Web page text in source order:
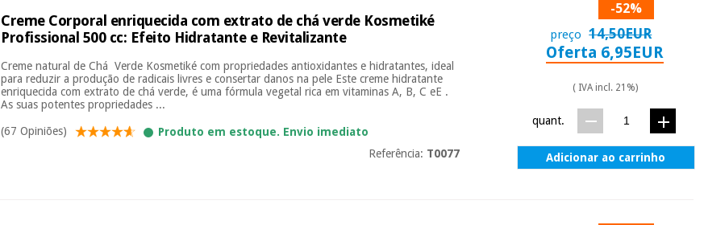
Creme Corporal enriquecida com extrato de chá verde Kosmetiké
Profissional 500 cc: Efeito Hidratante e Revitalizante
Creme natural de Chá Verde Kosmetiké com propriedades antioxidantes e hidratantes, ideal
para reduzir a produção de radicais livres e consertar danos na pele Este creme hidratante
enriquecida com extrato de chá verde, é uma fórmula vegetal rica em vitaminas A, B, C eE .
As suas potentes propriedades ...
(67 Opiniões)
Produto em estoque. Envio imediato
Referência: T0077
-52%
preço 14,50EUR
Oferta 6,95EUR
( IVA incl. 21%)
quant.
Adicionar ao carrinho